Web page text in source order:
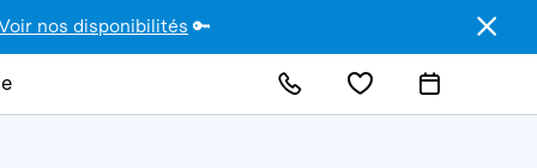
nos disponibilités 🔑